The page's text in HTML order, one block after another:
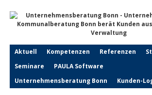
Aktuell Kompetenzen Referenzen
Seminare
PAULA Software
Unternehmensberatung Bonn
Kunden-